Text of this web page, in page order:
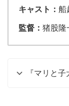
キャスト：
監督： 猪股
『マリと